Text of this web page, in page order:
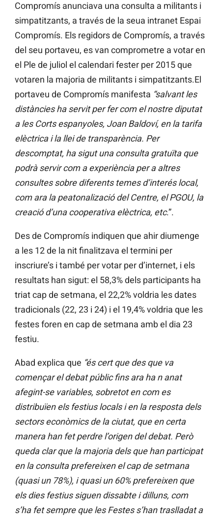
Compromís anunciava una consulta a militants i
simpatitzants, a través de la seua intranet Espai
Compromís. Els regidors de Compromís, a través
del seu portaveu, es van comprometre a votar en
el Ple de juliol el calendari fester per 2015 que
votaren la majoria de militants i simpatitzants.El
portaveu de Compromís manifesta “salvant les
distàncies ha servit per fer com el nostre diputat
a les Corts espanyoles, Joan Baldoví, en la tarifa
elèctrica i la llei de transparència. Per
descomptat, ha sigut una consulta gratuïta que
podrà servir com a experiència per a altres
consultes sobre diferents temes d’interés local,
com ara la peatonalizació del Centre, el PGOU, la
creació d’una cooperativa elèctrica, etc.”.
Des de Compromís indiquen que ahir diumenge
a les 12 de la nit finalitzava el termini per
inscriure’s i també per votar per d’internet, i els
resultats han sigut: el 58,3% dels participants ha
triat cap de setmana, el 22,2% voldria les dates
tradicionals (22, 23 i 24) i el 19,4% voldria que les
festes foren en cap de setmana amb el dia 23
festiu.
Abad explica que “és cert que des que va
començar el debat públic fins ara ha n anat
afegint-se variables, sobretot en com es
distribuïen els festius locals i en la resposta dels
sectors econòmics de la ciutat, que en certa
manera han fet perdre l’origen del debat. Però
queda clar que la majoria dels que han participat
en la consulta prefereixen el cap de setmana
(quasi un 78%), i quasi un 60% prefereixen que
els dies festius siguen dissabte i dilluns, com
s’ha fet sempre que les Festes s’han traslladat a